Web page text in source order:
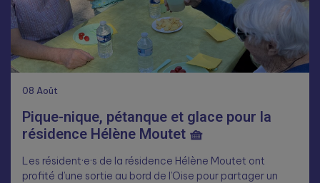
08 Août
Pique-nique, pétanque et glace pour la
résidence Hélène Moutet 🧺
Les résident·e·s de la résidence Hélène Moutet ont
profité d’une sortie au bord de l’Oise pour partager un